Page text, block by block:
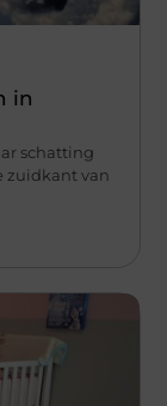
in
schatting
zuidkant van